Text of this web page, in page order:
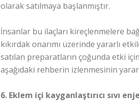
olarak satılmaya başlanmıştır.
İnsanlar bu ilaçları kireçlenmelere
kıkırdak onarımı üzerinde yararlı
satılan preparatların çoğunda etki
aşağıdaki rehberin izlenmesinin
6. Eklem içi kayganlaştırıcı sıvı